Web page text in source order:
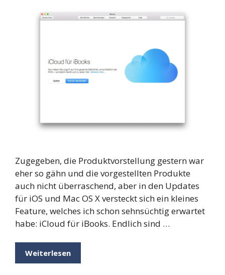
Zugegeben, die Produktvorstellung gestern war
eher so gähn und die vorgestellten Produkte
auch nicht überraschend, aber in den Updates
für iOS und Mac OS X versteckt sich ein kleines
Feature, welches ich schon sehnsüchtig erwartet
habe: iCloud für iBooks. Endlich sind …
Weiterlesen